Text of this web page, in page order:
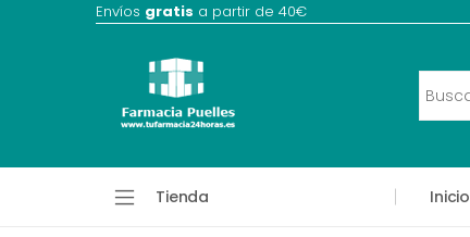
Envíos gratis a partir de 40€
Tienda Inicio